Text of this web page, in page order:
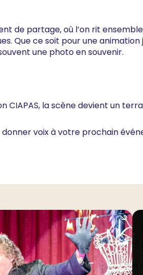
de partage, où l’on rit
Que ce soit pour une animation
une photo en souvenir.
CIAPAS, la scène devient un
donner voix à votre prochain